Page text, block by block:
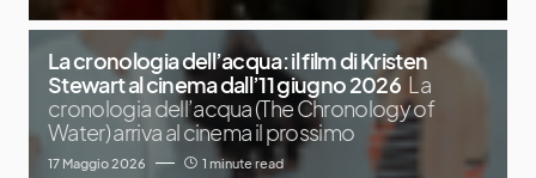
La cronologia dell’acqua: il film di Kristen
Stewart al cinema dall’11 giugno 2026 La
cronologia dell’acqua (The Chronology of
Water) arriva al cinema il prossimo
17 Maggio 2026 1 minute read